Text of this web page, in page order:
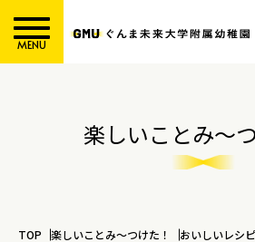
MENU
楽しいことみ～
TOP 楽しいことみ～つけた！ おいしいレシ